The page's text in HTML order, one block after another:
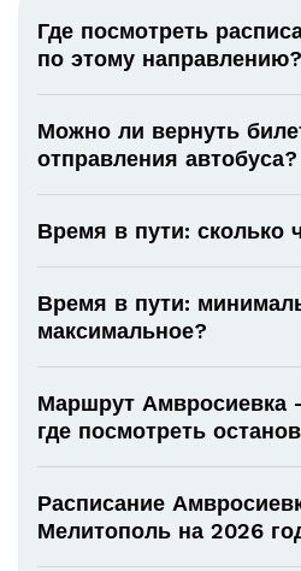
Где посмотреть
по этому направлению?
Можно ли вернуть
отправления автобуса?
Время в пути: сколько
Время в пути:
максимальное?
Маршрут Амвросиевка
где посмотреть
Расписание
Мелитополь на 2026